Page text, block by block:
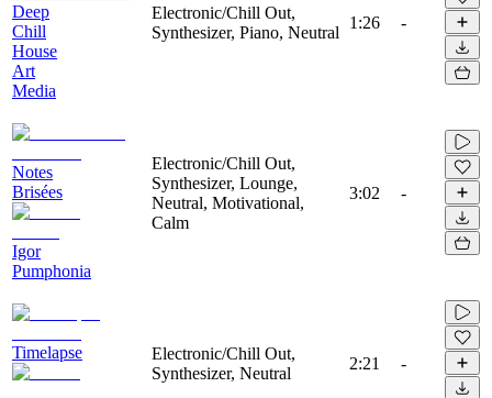
Deep
Chill
House
Art
Media
Electronic/Chill Out,
Synthesizer, Piano, Neutral
1:26 -
Notes
Brisées
Igor
Pumphonia
Electronic/Chill Out,
Synthesizer, Lounge,
Neutral, Motivational,
Calm
3:02 -
Timelapse
Electronic/Chill Out,
Synthesizer, Neutral
2:21 -